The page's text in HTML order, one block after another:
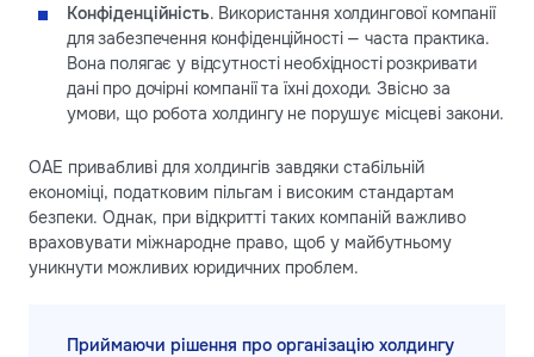
Конфіденційність. Використання холдингової компанії
для забезпечення конфіденційності — часта практика.
Вона полягає у відсутності необхідності розкривати
дані про дочірні компанії та їхні доходи. Звісно за
умови, що робота холдингу не порушує місцеві закони.
ОАЕ привабливі для холдингів завдяки стабільній
економіці, податковим пільгам і високим стандартам
безпеки. Однак, при відкритті таких компаній важливо
враховувати міжнародне право, щоб у майбутньому
уникнути можливих юридичних проблем.
Приймаючи рішення про організацію холдингу